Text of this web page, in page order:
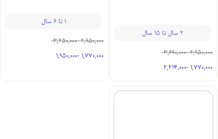
2 سال تا 15 سال
2,950,000
-
3,690,000
1,770,000
-
2,214,000
1 تا 6 سال
2,950,000
-
3,250,000
1,770,000
-
1,950,000